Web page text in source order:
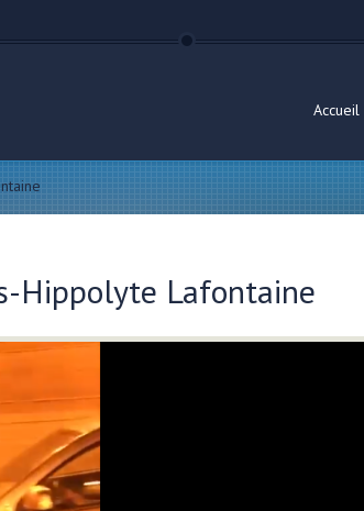
Accueil
Hippolyte Lafontaine